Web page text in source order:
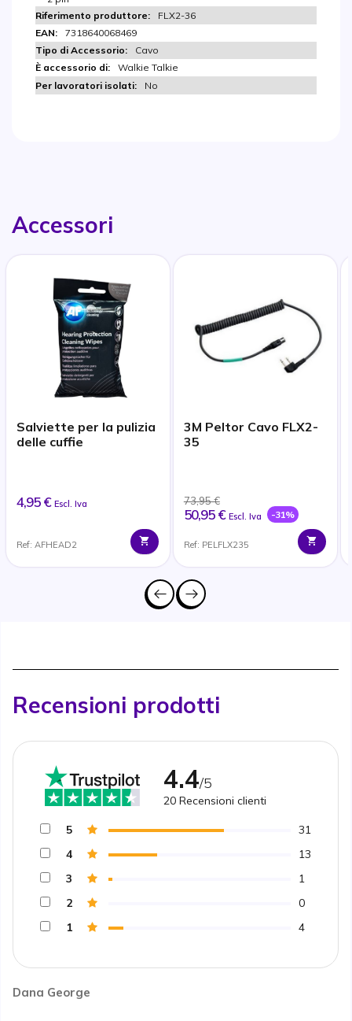
FLX2-36
7318640068469
Cavo
Walkie Talkie
No
Accessori
Salviette per la pulizia
delle cuffie
4,95 € Escl. Iva
Ref: AFHEAD2
3M Peltor Cavo FLX2-
35
73,95 €
50,95 € Escl. Iva -31%
Ref: PELFLX235
Recensioni prodotti
Dana George
4.4/5
20 Recensioni clienti
5
31
4
13
3
1
2
0
1
4